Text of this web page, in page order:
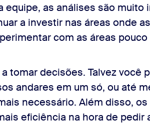
equipe, as análises são
a investir nas áreas onde
com as áreas
tomar decisões. Talvez você
andares em um só, ou até
necessário. Além disso,
eficiência na hora de pedir